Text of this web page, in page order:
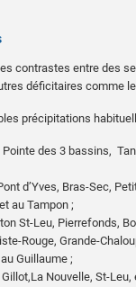
à Saint-Leu ;
la plus fraîche) à
:
la plus chaude) à
la plus froide) à Plaine
le 11 ;
Benoît le 2 ;
le 18 ;
le 31 ;
le 10.
contrastes entre des
déficitaires comme
précipitations
Pointe des 3 bassins,
d’Yves, Bras-Sec,
au Tampon ;
St-Leu, Pierrefonds,
Rouge, Grande-
Guillaume ;
Nouvelle, St-Leu,